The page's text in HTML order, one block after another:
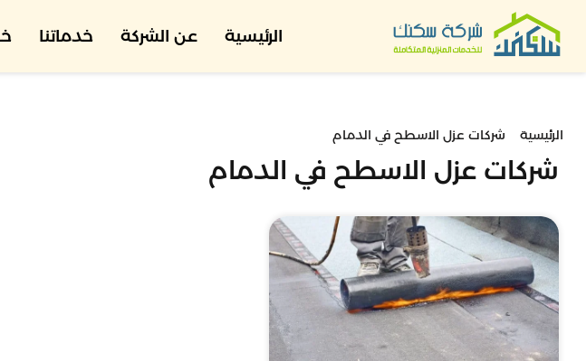
الرئيسية عن الشركة خدماتنا
الرئيسية شركات عزل الاسطح في الدمام
شركات عزل الاسطح في الدمام